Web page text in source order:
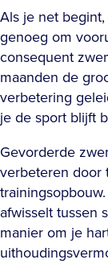
Als je net
genoeg om
consequent
maanden de
verbetering
je de sport blijft
Gevorderde
verbeteren door
afwisselt tussen
manier om je